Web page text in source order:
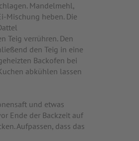
Mandelmehl,
Mischung heben. Die
Teig verrühren. Den
den Teig in eine
Backofen bei
abkühlen lassen
und etwas
Ende der Backzeit auf
Aufpassen, dass das